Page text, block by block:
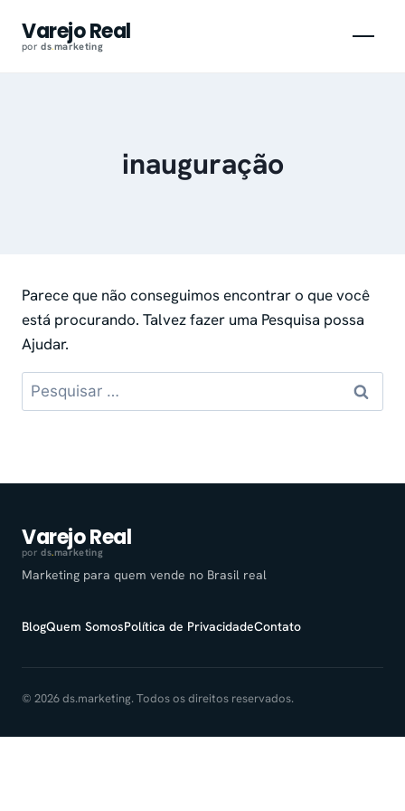
paraVarejo Real
pords.marketing
inauguração
Parece que não conseguimos encontrar o que você
está procurando. Talvez fazer uma Pesquisa possa
Ajudar.
Pesquisar
por:
Varejo Real
pords.marketing
Marketing para quem vende no Brasil real
BlogQuem SomosPolítica de PrivacidadeContato
© 2026 ds.marketing. Todos os direitos reservados.